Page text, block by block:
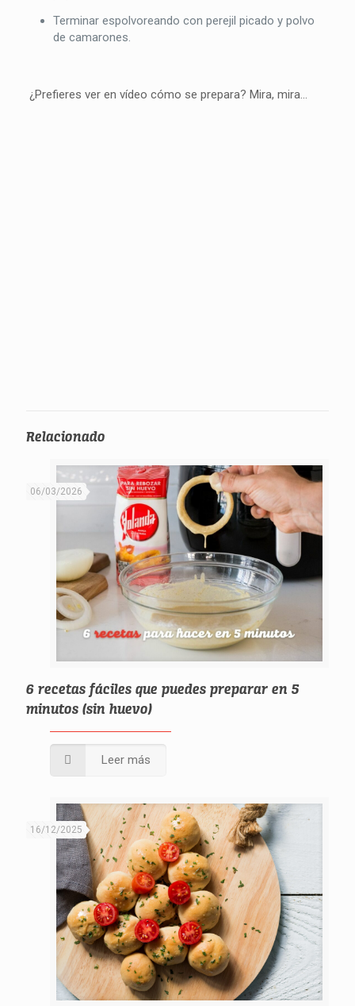
Terminar espolvoreando con perejil picado y polvo
de camarones.
¿Prefieres ver en vídeo cómo se prepara? Mira, mira…
Relacionado
06/03/2026
6 recetas fáciles que puedes preparar en 5
minutos (sin huevo)
Leer más
16/12/2025